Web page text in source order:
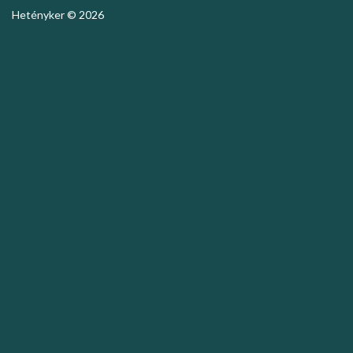
Hetényker © 2026